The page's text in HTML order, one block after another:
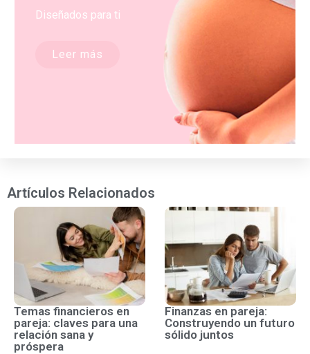
Diseñados para ti
Leer más
Artículos Relacionados
Temas financieros en
pareja: claves para una
relación sana y
próspera
Finanzas en pareja:
Construyendo un futuro
sólido juntos